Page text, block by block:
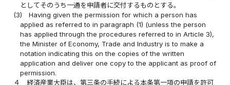
としてそのうち一通を申請者に交付するものとする。
(3)
Having given the permission for which a person has
applied as referred to in paragraph (1) (unless the person
has applied through the procedures referred to in Article 3),
the Minister of Economy, Trade and Industry is to make a
notation indicating this on the copies of the written
application and deliver one copy to the applicant as proof of
permission.
４
経済産業大臣は、第三条の手続による本条第一項の申請を許可